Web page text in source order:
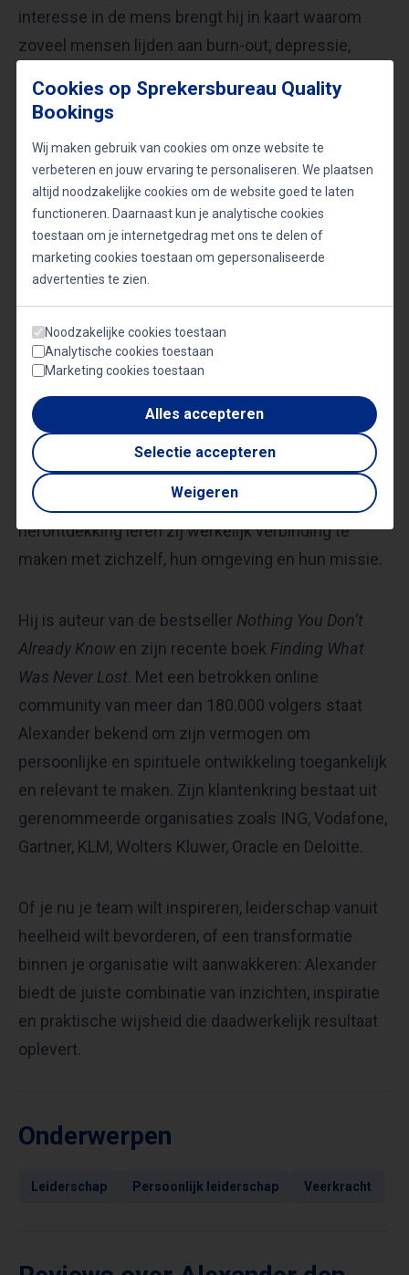
interesse in de mens brengt hij in kaart waarom
zoveel mensen lijden aan burn-out, depressie,
Daarnaast toont hij hoe we ons opnieuw kunnen
aanpak is zowel diepgaand als praktisch, met
tijdloze inzichten die direct toepasbaar zijn in de
praktijk.
Op zijn best is Alexander wanneer hij, vanuit
verbinding met zijn publiek, zijn boodschap intuïtief
kan overbrengen, afgestemd op de context van de
groep. Puttend uit psychologie, filosofie,
wijsheidstradities begeleidt hij individuen naar het
herontdekken van hun ware zelf—voorbij de
persona’s, geconditioneerde overtuigingen en de
beperkingen van het ego. Vanuit deze
herontdekking leren zij werkelijk verbinding te
maken met zichzelf, hun omgeving en hun missie.
Hij is auteur van de bestseller Nothing You Don’t
Already Know en zijn recente boek Finding What
Was Never Lost. Met een betrokken online
community van meer dan 180.000 volgers staat
Alexander bekend om zijn vermogen om
persoonlijke en spirituele ontwikkeling toegankelijk
en relevant te maken. Zijn klantenkring bestaat uit
gerenommeerde organisaties zoals ING, Vodafone,
Gartner, KLM, Wolters Kluwer, Oracle en Deloitte.
Of je nu je team wilt inspireren, leiderschap vanuit
heelheid wilt bevorderen, of een transformatie
binnen je organisatie wilt aanwakkeren: Alexander
biedt de juiste combinatie van inzichten, inspiratie
en praktische wijsheid die daadwerkelijk resultaat
oplevert.
Onderwerpen
Leiderschap Persoonlijk leiderschap Veerkracht
Cookies op Sprekersbureau Quality
Bookings
Wij maken gebruik van cookies om onze website te
verbeteren en jouw ervaring te personaliseren. We plaatsen
altijd noodzakelijke cookies om de website goed te laten
functioneren. Daarnaast kun je analytische cookies
toestaan om je internetgedrag met ons te delen of
marketing cookies toestaan om gepersonaliseerde
advertenties te zien.
Noodzakelijke cookies toestaan
Analytische cookies toestaan
Marketing cookies toestaan
Alles accepteren
Selectie accepteren
Weigeren